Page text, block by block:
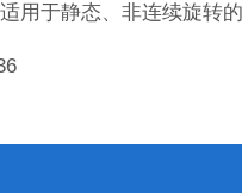
用于静态、非连续旋转